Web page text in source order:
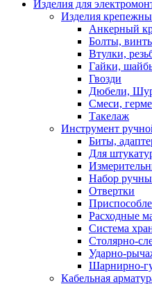
Изделия для
Изделия
Анкерный
Болты,
Втулки,
Гайки,
Гвозди
Дюбели,
Смеси,
Такелаж
Инструмент
Биты,
Для
Набор
Отвертки
Расходные
Система
Столярно-
Ударно-
Шарнирно-
Кабельная